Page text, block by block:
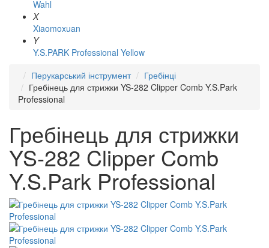
Wahl
X
Xiaomoxuan
Y
Y.S.PARK Professional Yellow
Перукарський інструмент
Гребінці
Гребінець для стрижки YS-282 Clipper Comb Y.S.Park
Professional
Гребінець для стрижки
YS-282 Clipper Comb
Y.S.Park Professional